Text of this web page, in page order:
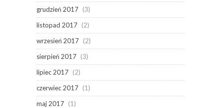
grudzień 2017 (3)
listopad 2017 (2)
wrzesień 2017 (2)
sierpień 2017 (3)
lipiec 2017 (2)
czerwiec 2017 (1)
maj 2017 (1)